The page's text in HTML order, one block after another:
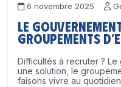
6 novembre 2025
Le
groupements
Difficultés à recruter ?
une solution, le
faisons vivre au